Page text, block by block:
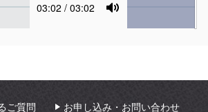
Current
03:02 / 03:02
Mute
ご質問 お申し込み・お問い合わせ